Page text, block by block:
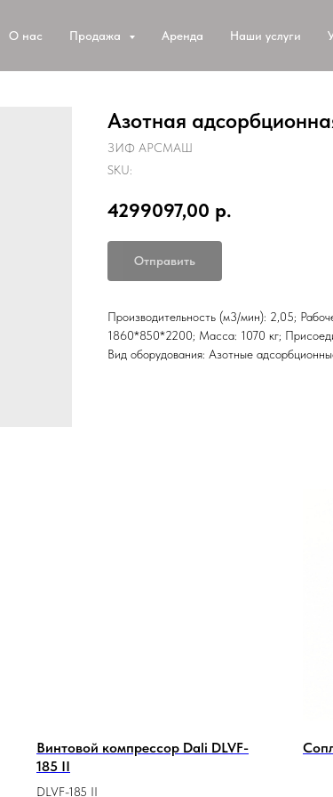
О нас Продажа Аренда Наши услуги
Азотная
ЗИФ АРСМАШ
SKU:
4299097,00 р.
Отправить
Производительность (м3/мин): 2,05;
1860*850*2200; Масса: 1070 кг;
Вид оборудования: Азотные
Винтовой компрессор Dali DLVF-
185 II
DLVF-185 II